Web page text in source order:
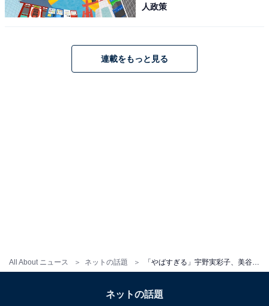
All About ニュース ネットの話題
人政策
連載をもっと見る
ネットの話題